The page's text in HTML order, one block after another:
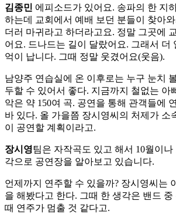
김종민 에피소드가 있어요. 송파의 한 지
하는데 교회에서 예배 보던 분들이 찾아
더러 마귀라고 하더라고요. 정말 그곳에
어요. 드나드는 길이 달랐어요. 그래서 더
억이 납니다. 그때 정말 웃겼어요(웃음).
남양주 연습실에 온 이후로는 누구 눈치
두할 수 있어서 좋다. 지금까지 철없는 아
악은 약 150여 곡. 공연을 통해 관객들에
바 있다. 올 가을쯤 장시영씨의 처제가 소
이 공연할 계획이라고.
장시영팀은 자작곡도 있고 해서 10월이나
각으로 공연장을 알아보고 있습니다.
언제까지 연주할 수 있을까? 장시영씨는
을 해봤다고 한다. 그때 한 생각은 밴드
때 연주가 멈출 것 같다고.